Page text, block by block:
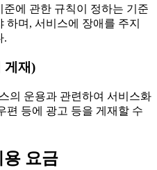
준에 관한 규칙이 정하는 기준
하며, 서비스에 장애를 주지
.
게재)
의 운용과 관련하여 서비스화
편 등에 광고 등을 게재할 수
용 요금